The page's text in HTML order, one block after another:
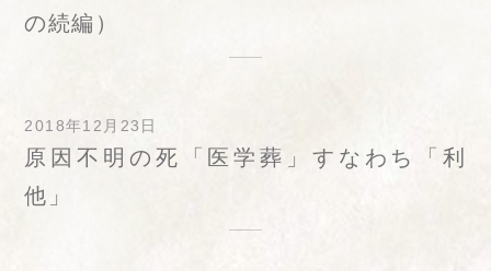
の続編）
2018年12月23日
原因不明の死「医学葬」すなわち「利
他」